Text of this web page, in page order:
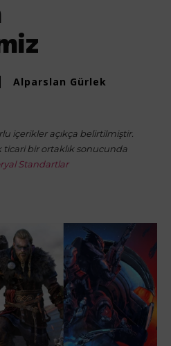
Alparslan Gürlek
içerikler açıkça belirtilmiştir.
ticari bir ortaklık sonucunda
Standartlar